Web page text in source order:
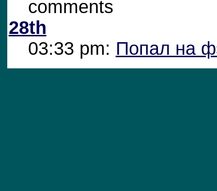
comments
28th
03:33 pm: Попал на